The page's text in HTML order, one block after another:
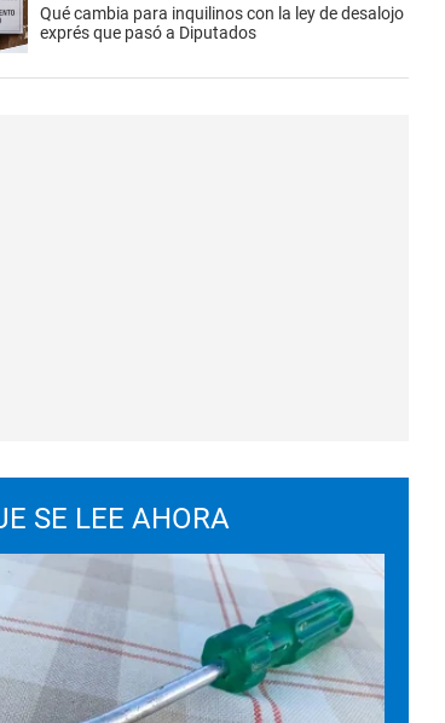
Qué cambia para inquilinos con la ley de desalojo
exprés que pasó a Diputados
SE LEE AHORA